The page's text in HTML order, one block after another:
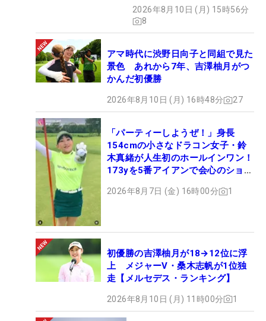
2026年8月10日 (月) 15時56分
8
アマ時代に渋野日向子と同組で見た
景色 あれから7年、吉澤柚月がつ
かんだ初優勝
2026年8月10日 (月) 16時48分 27
「パーティーしようぜ！」身長
154cmの小さなドラコン女子・鈴
木真緒が人生初のホールインワン！
173yを5番アイアンで会心のショッ
2026年8月7日 (金) 16時00分 1
初優勝の吉澤柚月が18→12位に浮
上 メジャーV・桑木志帆が1位独
走【メルセデス・ランキング】
2026年8月10日 (月) 11時00分 1